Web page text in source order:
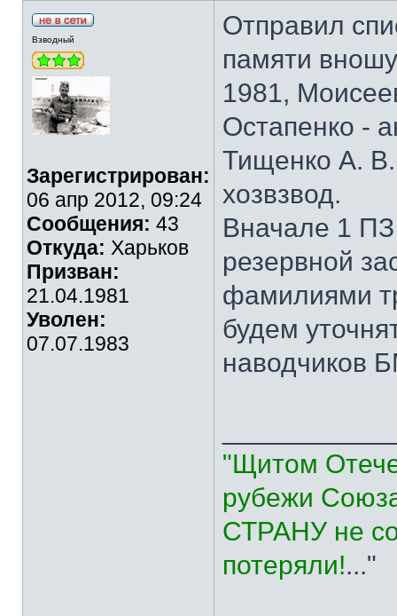
Взводный
Зарегистрирован:
06 апр 2012, 09:24
Сообщения: 43
Откуда: Харьков
Призван:
21.04.1981
Уволен:
07.07.1983
Отправил
памяти
1981,
Остапенко -
Тищенко А. В.
хозвзвод.
Вначале 1
резервной
фамилиями
будем
наводчиков
"Щитом
рубежи
СТРАНУ не
потеряли!..."